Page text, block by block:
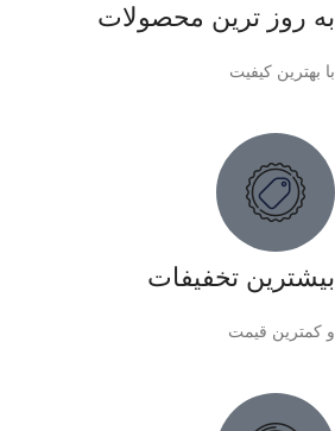
به روز ترین محصولات
با بهترین کیفیت
بیشترین تخفیفات
و کمترین قیمت